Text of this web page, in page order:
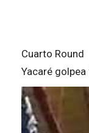
Cuarto Round
Yacaré